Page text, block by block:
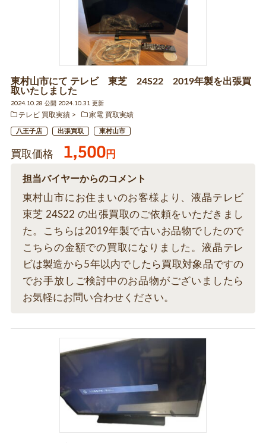
東村山市にて テレビ 東芝 24S22 2019年製を出張買
取いたしました
2024.10.28 公開 2024.10.31 更新
テレビ 買取実績
家電 買取実績
八王子店 出張買取 東村山市
買取価格 1,500円
担当バイヤーからのコメント
東村山市にお住まいのお客様より、液晶テレビ
東芝 24S22 の出張買取のご依頼をいただきまし
た。こちらは2019年製で古いお品物でしたので
こちらの金額での買取になりました。液晶テレ
ビは製造から5年以内でしたら買取対象品ですの
でお手放しご検討中のお品物がございましたら
お気軽にお問い合わせください。